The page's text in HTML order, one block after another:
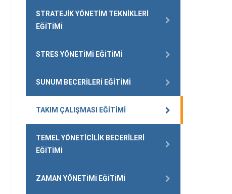
STRATEJIK YÖNETIM TEKNIKLERI
EĞITIMI
STRES YÖNETIMI EĞITIMI
SUNUM BECERILERI EĞITIMI
TAKIM ÇALIŞMASI EĞITIMI
TEMEL YÖNETICILIK BECERILERI
EĞITIMI
ZAMAN YÖNETIMI EĞITIMI